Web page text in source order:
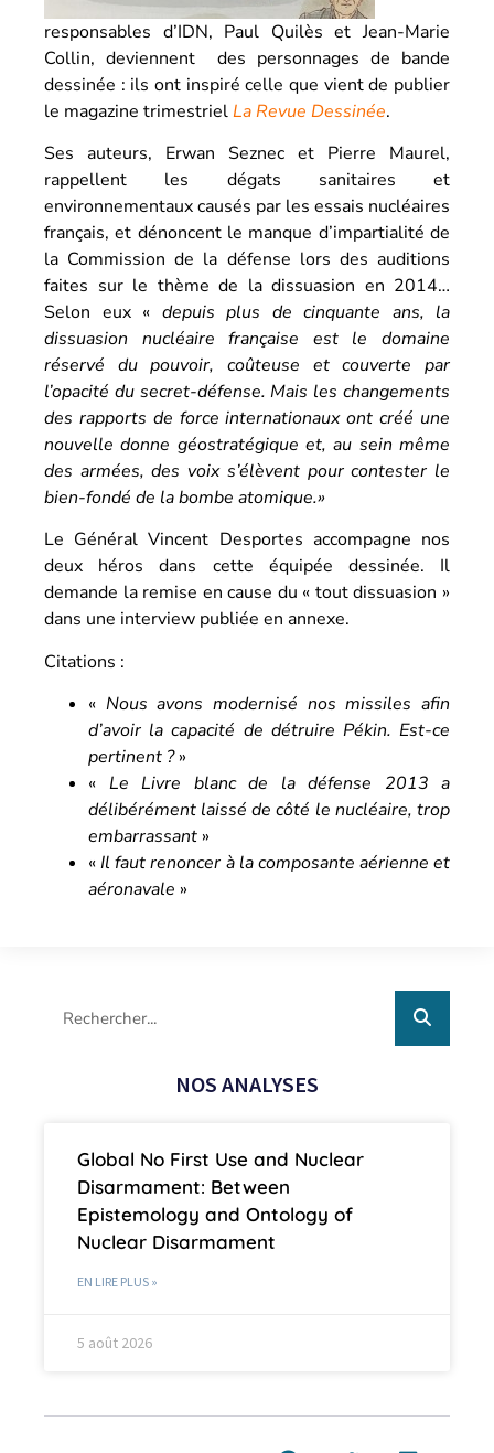
responsables d’IDN, Paul Quilès et Jean-Marie
Collin, deviennent des personnages de bande
dessinée : ils ont inspiré celle que vient de publier
le magazine trimestrielLa Revue Dessinée.
Ses auteurs, Erwan Seznec et Pierre Maurel,
rappellent les dégats sanitaires et
environnementaux causés par les essais nucléaires
français, et dénoncent le manque d’impartialité de
la Commission de la défense lors des auditions
faites sur le thème de la dissuasion en 2014…
Selon eux « depuis plus de cinquante ans, la
dissuasion nucléaire française est le domaine
réservé du pouvoir, coûteuse et couverte par
l’opacité du secret-défense. Mais les changements
des rapports de force internationaux ont créé une
nouvelle donne géostratégique et, au sein même
des armées, des voix s’élèvent pour contester le
bien-fondé de la bombe atomique.»
Le Général Vincent Desportes accompagne nos
deux héros dans cette équipée dessinée. Il
demande la remise en cause du « tout dissuasion »
dans une interview publiée en annexe.
Citations :
« Nous avons modernisé nos missiles afin
d’avoir la capacité de détruire Pékin. Est-ce
pertinent ?»
« Le Livre blanc de la défense 2013 a
délibérément laissé de côté le nucléaire, trop
embarrassant »
«Il faut renoncer à la composante aérienne et
aéronavale »
NOS ANALYSES
Global No First Use and Nuclear
Disarmament: Between
Epistemology and Ontology of
Nuclear Disarmament
EN LIRE PLUS »
5 août 2026